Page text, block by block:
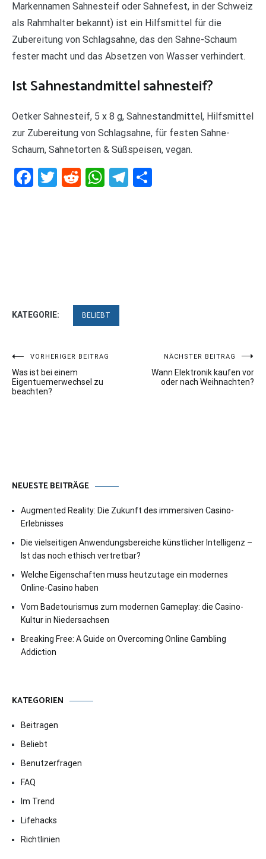
Markennamen Sahnesteif oder Sahnefest, in der Schweiz
als Rahmhalter bekannt) ist ein Hilfsmittel für die
Zubereitung von Schlagsahne, das den Sahne-Schaum
fester macht und das Absetzen von Wasser verhindert.
Ist Sahnestandmittel sahnesteif?
Oetker Sahnesteif, 5 x 8 g, Sahnestandmittel, Hilfsmittel
zur Zubereitung von Schlagsahne, für festen Sahne-
Schaum, Sahnetorten & Süßspeisen, vegan.
Facebook
Twitter
RedditWhatsApp
Telegram
KATEGORIE: BELIEBT
Beitragsnavigation
VORHERIGER BEITRAG
Was ist bei einem
Eigentuemerwechsel zu
beachten?
NÄCHSTER BEITRAG
Wann Elektronik kaufen vor
oder nach Weihnachten?
NEUESTE BEITRÄGE
Augmented Reality: Die Zukunft des immersiven Casino-
Erlebnisses
Die vielseitigen Anwendungsbereiche künstlicher Intelligenz –
Ist das noch ethisch vertretbar?
Welche Eigenschaften muss heutzutage ein modernes
Online-Casino haben
Vom Badetourismus zum modernen Gameplay: die Casino-
Kultur in Niedersachsen
Breaking Free: A Guide on Overcoming Online Gambling
Addiction
KATEGORIEN
Beitragen
Beliebt
Benutzerfragen
FAQ
Im Trend
Lifehacks
Richtlinien